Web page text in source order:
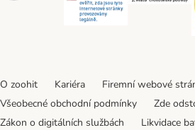
O zoohit Kariéra Firemní webové
Všeobecné obchodní podmínky
Zde
Zákon o digitálních službách
Likvidace